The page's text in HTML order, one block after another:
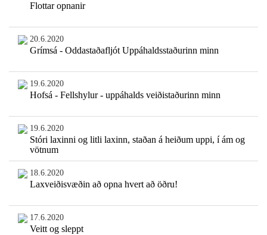
Flottar opnanir
20.6.2020
Grímsá - Oddastaðafljót Uppáhaldsstaðurinn minn
19.6.2020
Hofsá - Fellshylur - uppáhalds veiðistaðurinn minn
19.6.2020
Stóri laxinni og litli laxinn, staðan á heiðum uppi, í ám og
vötnum
18.6.2020
Laxveiðisvæðin að opna hvert að öðru!
17.6.2020
Veitt og sleppt